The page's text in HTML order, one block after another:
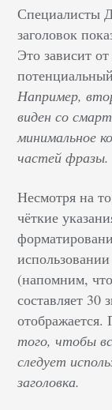
Специалисты
заголовок
Это зависит
Например,
виден со
минимальное
частей фразы.
Несмотря на
чёткие
(напомним,
составляет 30
того, чтобы
следует
заголовка.